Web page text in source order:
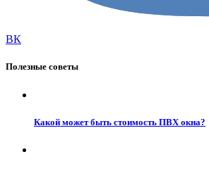
ВК
Полезные советы
Какой может быть стоимость ПВХ окна?